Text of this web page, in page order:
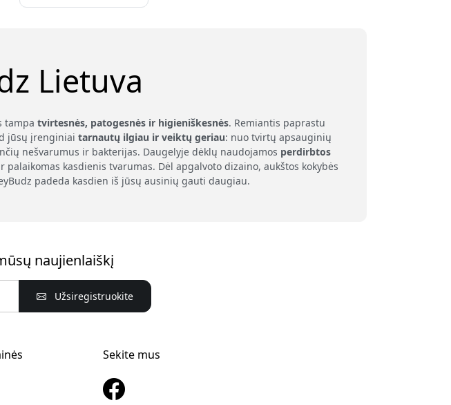
Lietuva
tampa tvirtesnės, patogesnės ir higieniškesnės. Remiantis paprastu
jūsų įrenginiai tarnautų ilgiau ir veiktų geriau: nuo tvirtų apsauginių
nešvarumus ir bakterijas. Daugelyje dėklų naudojamos perdirbtos
kasdienis tvarumas. Dėl apgalvoto dizaino, aukštos kokybės
padeda kasdien iš jūsų ausinių gauti daugiau.
naujienlaiškį
Užsiregistruokite
Sekite mus